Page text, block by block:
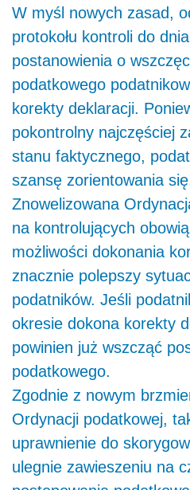
W myśl nowych zasad,
protokołu kontroli do
postanowienia o
podatkowego
korekty deklaracji.
pokontrolny najczęściej
stanu faktycznego,
szansę zorientowania się,
Znowelizowana
na kontrolujących
możliwości dokonania
znacznie polepszy
podatników. Jeśli
okresie dokona korekty
powinien już wszcząć
podatkowego.
Zgodnie z nowym
Ordynacji podatkowej,
uprawnienie do
ulegnie zawieszeniu na